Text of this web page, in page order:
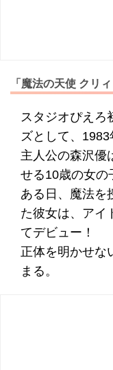
「魔法の天使 クリ
スタジオぴえろ
ズとして、1983
主人公の森沢優
せる10歳の女の
ある日、魔法を
た彼女は、アイ
てデビュー！
正体を明かせな
まる。